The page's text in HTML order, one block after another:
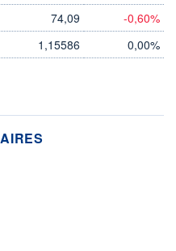
74,09 -0,60%
1,15586 0,00%